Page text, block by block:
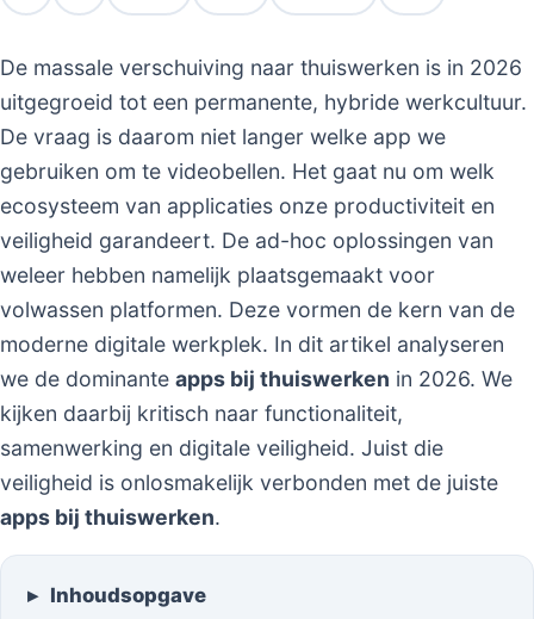
De massale verschuiving naar thuiswerken is in 2026
uitgegroeid tot een permanente, hybride werkcultuur.
De vraag is daarom niet langer welke app we
gebruiken om te videobellen. Het gaat nu om welk
ecosysteem van applicaties onze productiviteit en
veiligheid garandeert. De ad-hoc oplossingen van
weleer hebben namelijk plaatsgemaakt voor
volwassen platformen. Deze vormen de kern van de
moderne digitale werkplek. In dit artikel analyseren
we de dominante apps bij thuiswerken in 2026. We
kijken daarbij kritisch naar functionaliteit,
samenwerking en digitale veiligheid. Juist die
veiligheid is onlosmakelijk verbonden met de juiste
apps bij thuiswerken.
Inhoudsopgave